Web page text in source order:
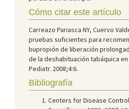
Cómo citar este artículo
Carreazo Pariasca NY, Cuervo
pruebas suficientes para
bupropión de liberación
de la deshabituación tabáquica
Pediatr. 2008;4:6.
Bibliografía
Centers for Disease